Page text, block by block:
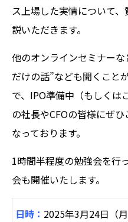
ス上場した実情について
説いただきます。
他のオンラインセミナー
だけの話”なども聞くこと
で、IPO準備中（もしくは
の社長やCFOの皆様にぜ
なっております。
1時間半程度の勉強会を行
会も開催いたします。
日時： 2025年3月24日（